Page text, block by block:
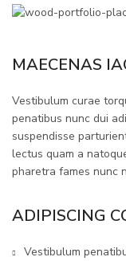
MAECENAS
Vestibulum curae
penatibus nunc dui
suspendisse
lectus quam a
pharetra fames nunc
ADIPISCING
Vestibulum